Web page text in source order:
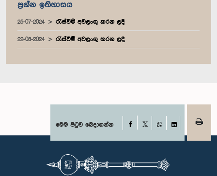
ප්‍රශ්න ඉතිහාසය
25-07-2024 රැස්වීම් අවලංගු කරන ලදී
22-08-2024 රැස්වීම් අවලංගු කරන ලදී
මෙම පිටුව බෙදාගන්න Facebook
WhatsAppLinkedIn